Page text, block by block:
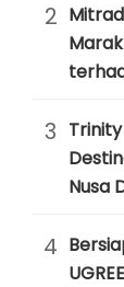
2
3
Nusa
4